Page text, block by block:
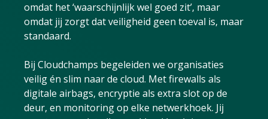
omdat het ‘waarschijnlijk wel goed zit’, maar
omdat jij zorgt dat veiligheid geen toeval is, maar
standaard.
Bij Cloudchamps begeleiden we organisaties
veilig én slim naar de cloud. Met firewalls als
digitale airbags, encryptie als extra slot op de
deur, en monitoring op elke netwerkhoek. Jij